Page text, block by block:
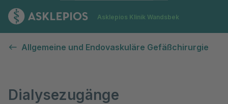
Zur Startseite
Asklepios Klinik Wandsbek
Allgemeine und Endovaskuläre Gefäßchirurgie
Dialysezugänge